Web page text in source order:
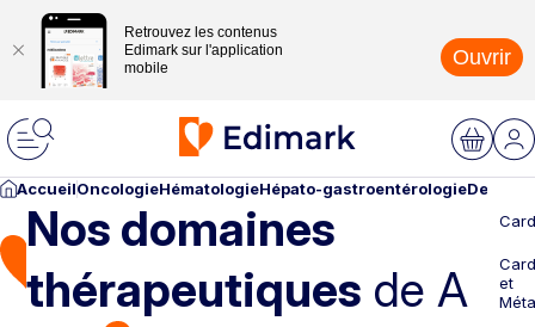
Retrouvez les contenus
Edimark sur l'application
mobile
Ouvrir
AccueilOncologieHématologieHépato-gastroentérologie
Nos domaines
thérapeutiques de A
et